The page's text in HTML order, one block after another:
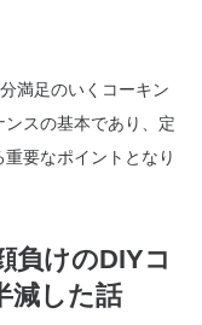
満足のいくコーキン
スの基本であり、定
要なポイントとなり
負けのDIYコ
減した話